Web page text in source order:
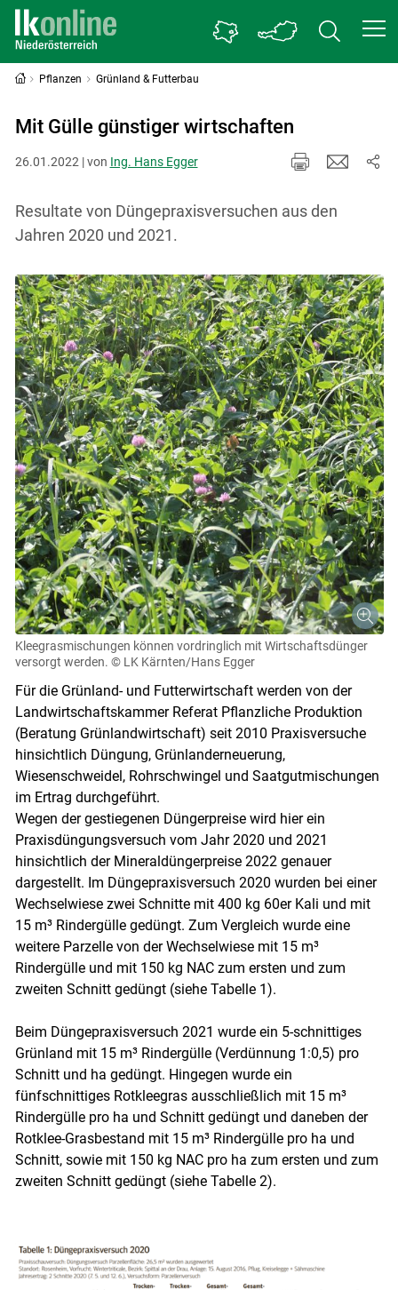
Skip to main content
Pflanzen Grünland & Futterbau
Mit Gülle günstiger wirtschaften
26.01.2022 | von Ing. Hans Egger
Resultate von Düngepraxisversuchen aus den
Jahren 2020 und 2021.
Kleegrasmischungen können vordringlich mit Wirtschaftsdünger
versorgt werden. © LK Kärnten/Hans Egger
Für die Grünland- und Futterwirtschaft werden von der
Landwirtschaftskammer Referat Pflanzliche Produktion
(Beratung Grünlandwirtschaft) seit 2010 Praxisversuche
hinsichtlich Düngung, Grünlanderneuerung,
Wiesenschweidel, Rohrschwingel und Saatgutmischungen
im Ertrag durchgeführt.
Wegen der gestiegenen Düngerpreise wird hier ein
Praxisdüngungsversuch vom Jahr 2020 und 2021
hinsichtlich der Mineraldüngerpreise 2022 genauer
dargestellt. Im Düngepraxisversuch 2020 wurden bei einer
Wechselwiese zwei Schnitte mit 400 kg 60er Kali und mit
15 m³ Rindergülle gedüngt. Zum Vergleich wurde eine
weitere Parzelle von der Wechselwiese mit 15 m³
Rindergülle und mit 150 kg NAC zum ersten und zum
zweiten Schnitt gedüngt (siehe Tabelle 1).
Beim Düngepraxisversuch 2021 wurde ein 5-schnittiges
Grünland mit 15 m³ Rindergülle (Verdünnung 1:0,5) pro
Schnitt und ha gedüngt. Hingegen wurde ein
fünfschnittiges Rotkleegras ausschließlich mit 15 m³
Rindergülle pro ha und Schnitt gedüngt und daneben der
Rotklee-Grasbestand mit 15 m³ Rindergülle pro ha und
Schnitt, sowie mit 150 kg NAC pro ha zum ersten und zum
zweiten Schnitt gedüngt (siehe Tabelle 2).